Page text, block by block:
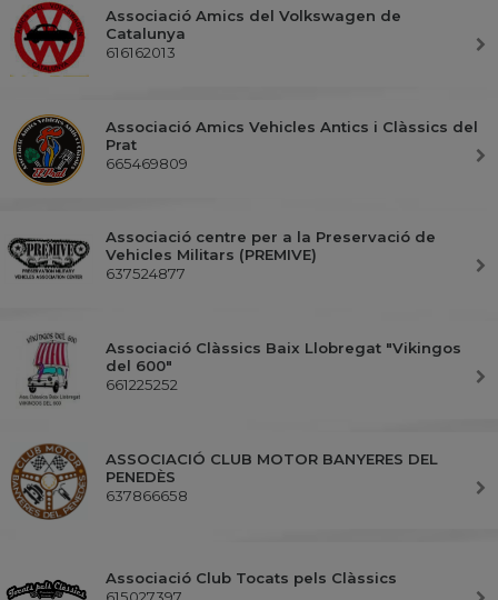
Associació Amics del Volkswagen de
Catalunya
616162013
Associació Amics Vehicles Antics i Clàssics del
Prat
665469809
Associació centre per a la Preservació de
Vehicles Militars (PREMIVE)
637524877
Associació Clàssics Baix Llobregat "Vikingos
del 600"
661225252
ASSOCIACIÓ CLUB MOTOR BANYERES DEL
PENEDÈS
637866658
Associació Club Tocats pels Clàssics